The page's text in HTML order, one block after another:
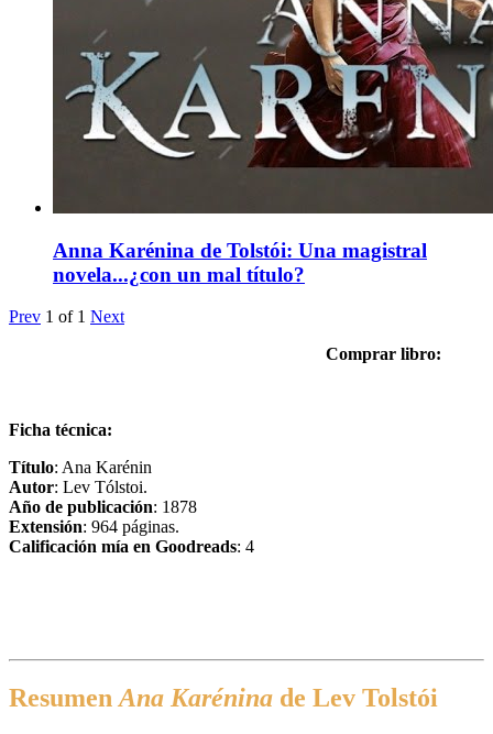
Anna Karénina de Tolstói: Una magistral
novela...¿con un mal título?
Prev 1 of 1 Next
Ficha técnica:
Título: Ana Karénin
Autor: Lev Tólstoi.
Año de publicación: 1878
Extensión: 964 páginas.
Calificación mía en Goodreads: 4
Comprar libro:
ResumenAna Karénina de Lev Tolstói